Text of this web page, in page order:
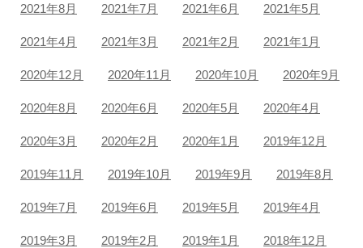
2021年8月 2021年7月 2021年6月 2021年5月
2021年4月 2021年3月 2021年2月 2021年1月
2020年12月 2020年11月 2020年10月 2020年9月
2020年8月 2020年6月 2020年5月 2020年4月
2020年3月 2020年2月 2020年1月 2019年12月
2019年11月 2019年10月 2019年9月 2019年8月
2019年7月 2019年6月 2019年5月 2019年4月
2019年3月 2019年2月 2019年1月 2018年12月